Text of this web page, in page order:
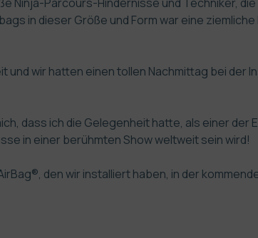
in dieser Größe und Form war eine
wir hatten einen tollen Nachmittag bei der
dass ich die Gelegenheit hatte, als einer der
in einer berühmten Show weltweit sein wird!
den wir installiert haben, in der